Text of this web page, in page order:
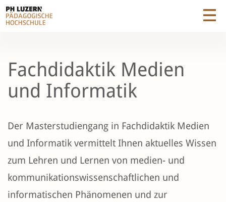
Fachdidaktik Medien
und Informatik
Der Masterstudiengang in Fachdidaktik Medien
und Informatik vermittelt Ihnen aktuelles Wissen
zum Lehren und Lernen von medien- und
kommunikationswissenschaftlichen und
informatischen Phänomenen und zur